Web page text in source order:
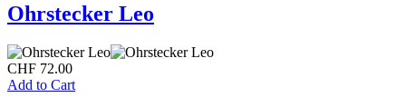
Ohrstecker Leo
CHF 72.00
Add to Cart